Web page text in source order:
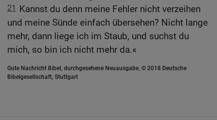
21
Kannst du denn meine Fehler nicht verzeihen
und meine Sünde einfach übersehen? Nicht lange
mehr, dann liege ich im Staub, und suchst du
mich, so bin ich nicht mehr da.«
Gute Nachricht Bibel, durchgesehene Neuausgabe, © 2018 Deutsche
Bibelgesellschaft, Stuttgart